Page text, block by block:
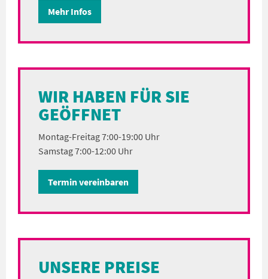
Mehr Infos
WIR HABEN FÜR SIE
GEÖFFNET
Montag-Freitag 7:00-19:00 Uhr
Samstag 7:00-12:00 Uhr
Termin vereinbaren
UNSERE PREISE